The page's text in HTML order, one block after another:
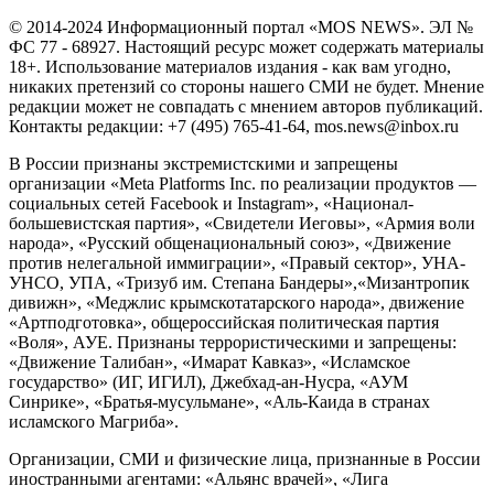
© 2014-2024 Информационный портал «MOS NEWS». ЭЛ №
ФС 77 - 68927. Настоящий ресурс может содержать материалы
18+. Использование материалов издания - как вам угодно,
никаких претензий со стороны нашего СМИ не будет. Мнение
редакции может не совпадать с мнением авторов публикаций.
Контакты редакции: +7 (495) 765-41-64, mos.news@inbox.ru
В России признаны экстремистскими и запрещены
организации «Meta Platforms Inc. по реализации продуктов —
социальных сетей Facebook и Instagram», «Национал-
большевистская партия», «Свидетели Иеговы», «Армия воли
народа», «Русский общенациональный союз», «Движение
против нелегальной иммиграции», «Правый сектор», УНА-
УНСО, УПА, «Тризуб им. Степана Бандеры»,«Мизантропик
дивижн», «Меджлис крымскотатарского народа», движение
«Артподготовка», общероссийская политическая партия
«Воля», АУЕ. Признаны террористическими и запрещены:
«Движение Талибан», «Имарат Кавказ», «Исламское
государство» (ИГ, ИГИЛ), Джебхад-ан-Нусра, «АУМ
Синрике», «Братья-мусульмане», «Аль-Каида в странах
исламского Магриба».
Организации, СМИ и физические лица, признанные в России
иностранными агентами: «Альянс врачей», «Лига